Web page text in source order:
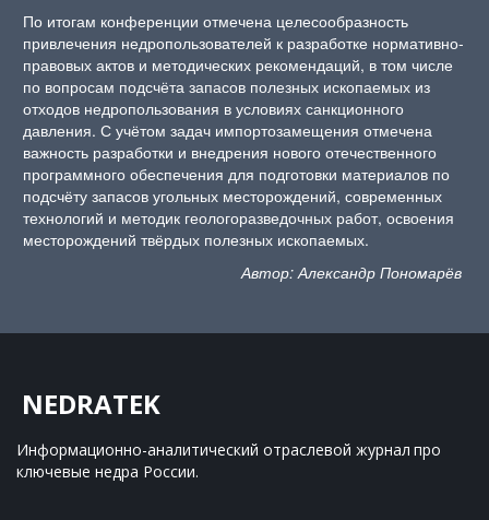
По итогам конференции отмечена целесообразность
привлечения недропользователей к разработке нормативно-
правовых актов и методических рекомендаций, в том числе
по вопросам подсчёта запасов полезных ископаемых из
отходов недропользования в условиях санкционного
давления. С учётом задач импортозамещения отмечена
важность разработки и внедрения нового отечественного
программного обеспечения для подготовки материалов по
подсчёту запасов угольных месторождений, современных
технологий и методик геологоразведочных работ, освоения
месторождений твёрдых полезных ископаемых.
Автор: Александр Пономарёв
NEDRATEK
Информационно-аналитический отраслевой журнал про
ключевые недра России.